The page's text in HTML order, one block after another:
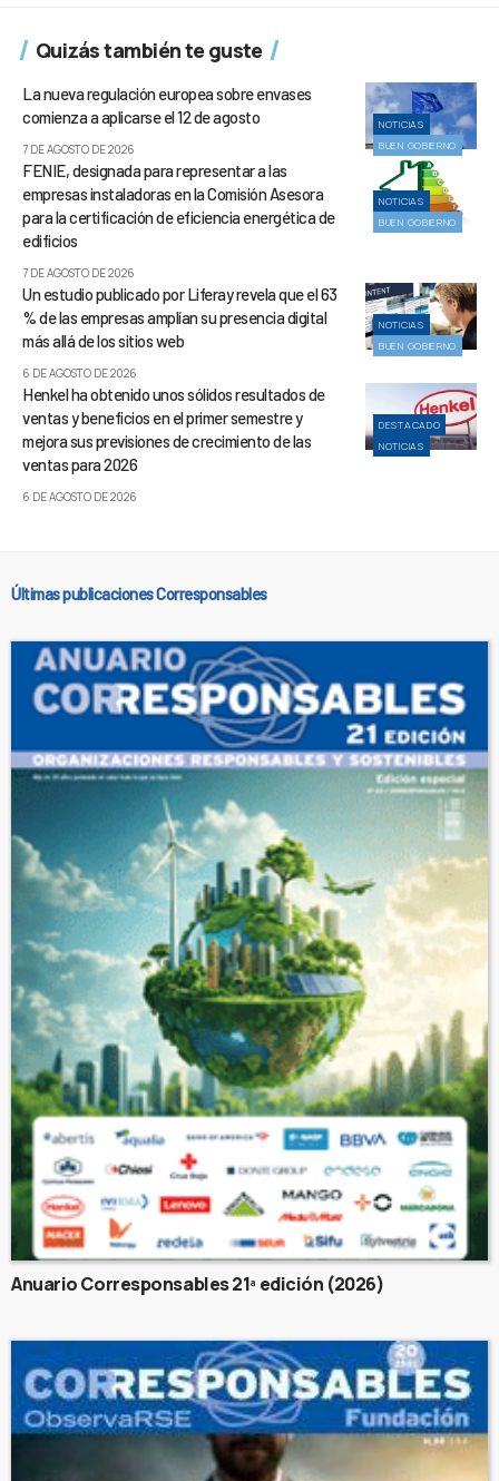
Quizás también te guste
NOTICIAS
BUEN GOBIERNO
La nueva regulación europea sobre envases
comienza a aplicarse el 12 de agosto
7 DE AGOSTO DE 2026
NOTICIAS
BUEN GOBIERNO
FENIE, designada para representar a las
empresas instaladoras en la Comisión Asesora
para la certificación de eficiencia energética de
edificios
7 DE AGOSTO DE 2026
NOTICIAS
BUEN GOBIERNO
Un estudio publicado por Liferay revela que el 63
% de las empresas amplían su presencia digital
más allá de los sitios web
6 DE AGOSTO DE 2026
DESTACADO
NOTICIAS
Henkel ha obtenido unos sólidos resultados de
ventas y beneficios en el primer semestre y
mejora sus previsiones de crecimiento de las
ventas para 2026
6 DE AGOSTO DE 2026
Últimas publicaciones Corresponsables
Anuario Corresponsables 21ª edición (2026)